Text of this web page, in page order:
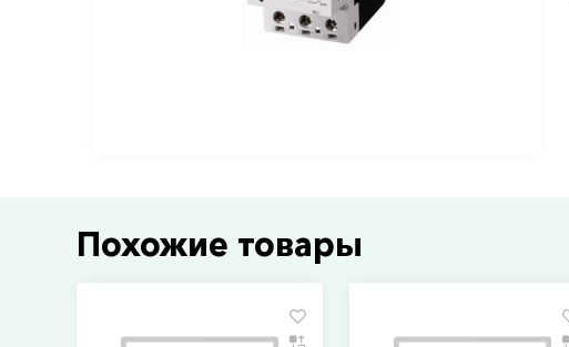
Похожие товары